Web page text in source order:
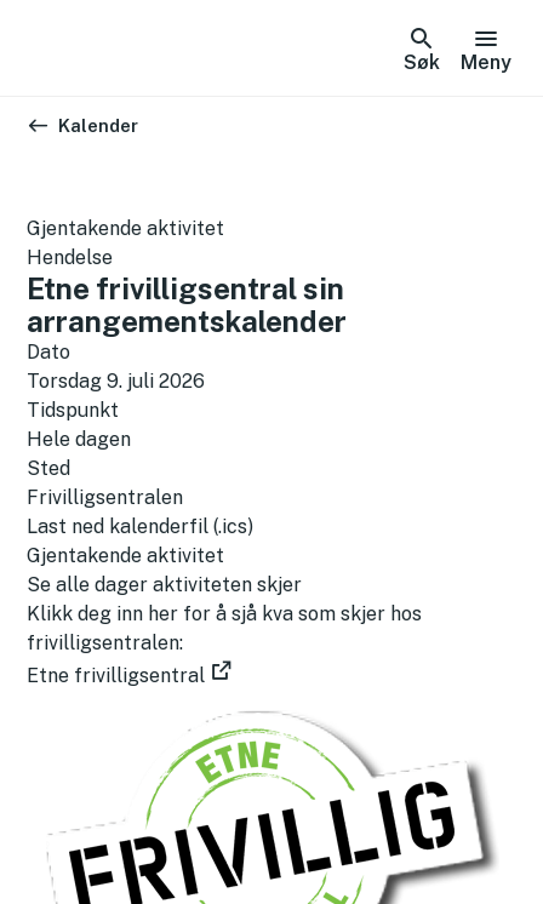
Søk Meny
Du er her:
Kalender
Gjentakende aktivitet
Hendelse
Etne frivilligsentral sin
arrangementskalender
Dato
Torsdag 9. juli 2026
Tidspunkt
Hele dagen
Sted
Frivilligsentralen
L
a
s
t
n
e
Last ned kalenderfil (.ics)
Gjentakende aktivitet
Se alle dager aktiviteten skjer
Klikk deg inn her for å sjå kva som skjer hos
frivilligsentralen:
Etne frivilligsentral